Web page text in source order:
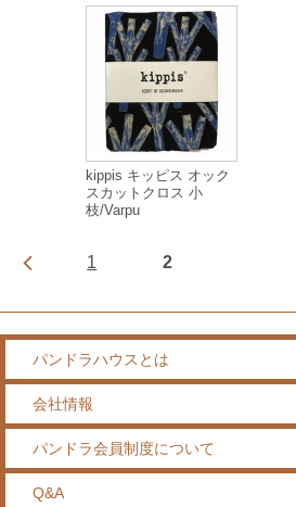
kippis キッピス オック
スカットクロス 小
枝/Varpu
1 2
パンドラハウスとは
会社情報
パンドラ会員制度について
Q&A